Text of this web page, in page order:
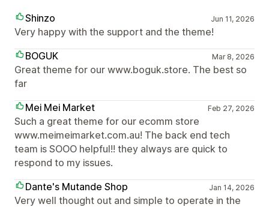
Shinzo Jun 11, 2026
Very happy with the support and the theme!
BOGUK
Mar 8, 2026
Great theme for our www.boguk.store. The best so
far
Mei Mei Market
Feb 27, 2026
Such a great theme for our ecomm store
www.meimeimarket.com.au! The back end tech
team is SOOO helpful!! they always are quick to
respond to my issues.
Dante's Mutande Shop
Jan 14, 2026
Very well thought out and simple to operate in the